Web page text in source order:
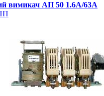
вимикач АП 50 1.6А/63А